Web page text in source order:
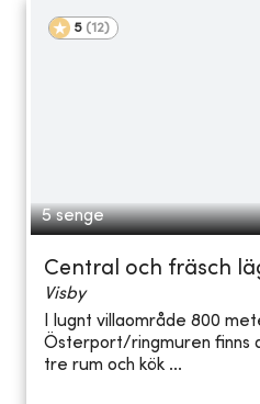
5 (12)
5 senge
Central och fräsch
Visby
I lugnt villaområde 800
Österport/ringmuren finns
tre rum och kök ...